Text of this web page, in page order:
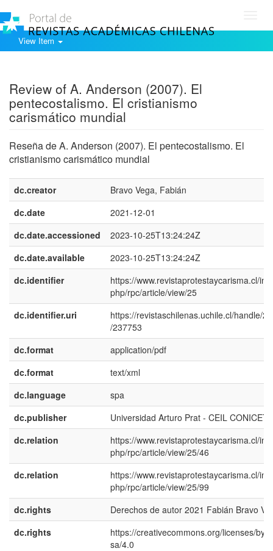
View Item
Review of A. Anderson (2007). El
pentecostalismo. El cristianismo
carismático mundial
Reseña de A. Anderson (2007). El pentecostalismo. El
cristianismo carismático mundial
dc.creator
Bravo Vega, Fabián
dc.date
2021-12-01
dc.date.accessioned
2023-10-25T13:24:24Z
dc.date.available
2023-10-25T13:24:24Z
dc.identifier
https://www.revistaprotestaycarisma.cl/
php/rpc/article/view/25
dc.identifier.uri
https://revistaschilenas.uchile.cl/handle/
/237753
dc.format
application/pdf
dc.format
text/xml
dc.language
spa
dc.publisher
Universidad Arturo Prat - CEIL CONICET
dc.relation
https://www.revistaprotestaycarisma.cl/
php/rpc/article/view/25/46
dc.relation
https://www.revistaprotestaycarisma.cl/
php/rpc/article/view/25/99
dc.rights
Derechos de autor 2021 Fabián Bravo
dc.rights
https://creativecommons.org/licenses/by-
sa/4.0